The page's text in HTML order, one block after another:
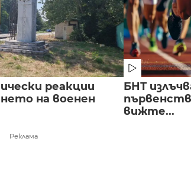
реакции
на военен
БНТ
вижте...
Реклама